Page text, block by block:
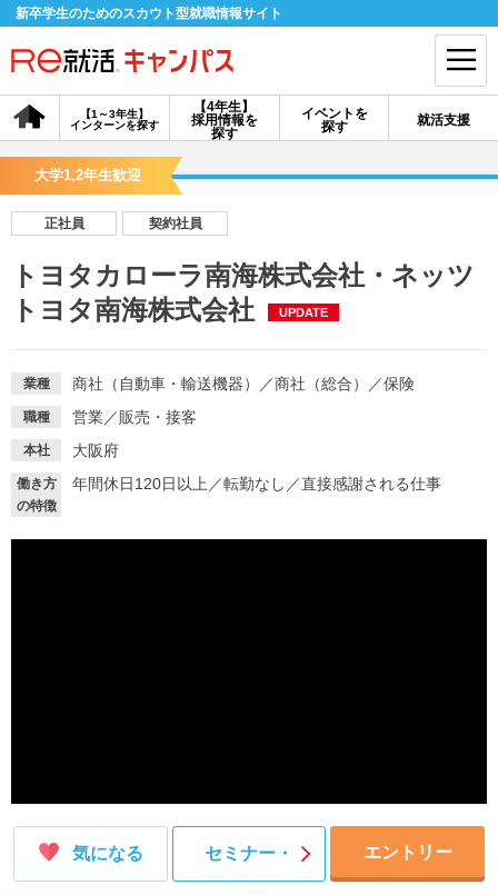
新卒学生のためのスカウト型就職情報サイト
【4年生】
採用情報を
探す
【1～3年生】
インターンを探す
イベントを
探す
就活支援
会員登録 ログイン
探す
【4年生】
【4年生】
イベントを探す
就活ノウハウ・サポート
就活支援 就活コラム
大学1,2年生歓迎
正社員 契約社員
トヨタカローラ南海株式会社・ネッツ
トヨタ南海株式会社
UPDATE
業種 商社（自動車・輸送機器） ／商社（総合） ／保険
職種 営業／販売・接客
本社 大阪府
働き方
の特徴
年間休日120日以上 ／転勤なし ／直接感謝される仕事
気になる セミナー・ エントリー